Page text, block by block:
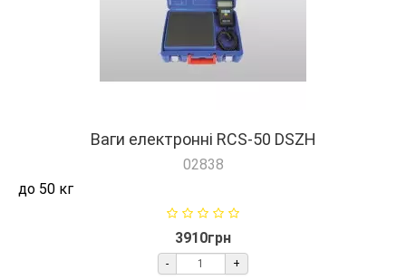
Ваги електронні RCS-50 DSZH
02838
до 50 кг
3910грн
- +